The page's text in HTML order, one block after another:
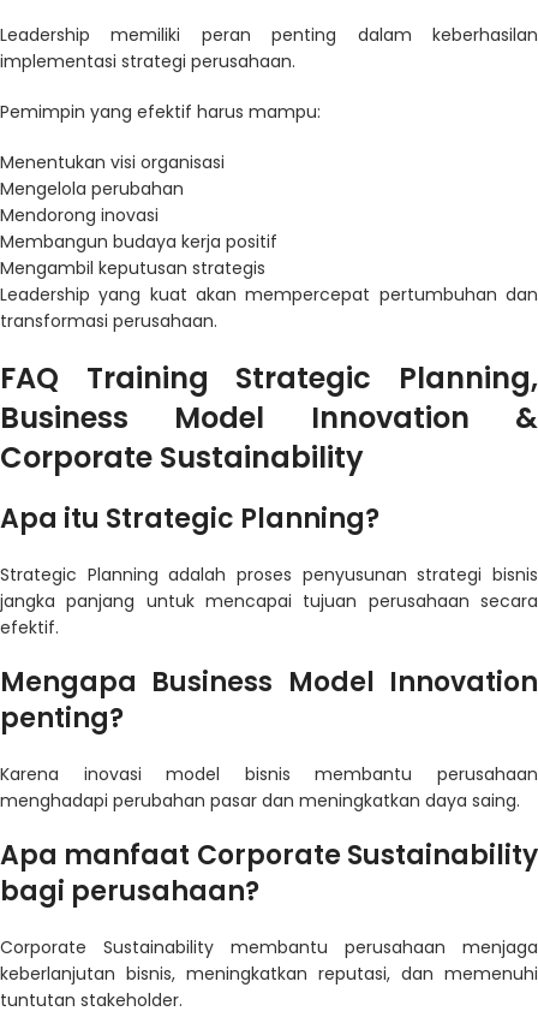
Leadership memiliki peran penting dalam keberhasilan
implementasi strategi perusahaan.
Pemimpin yang efektif harus mampu:
Menentukan visi organisasi
Mengelola perubahan
Mendorong inovasi
Membangun budaya kerja positif
Mengambil keputusan strategis
Leadership yang kuat akan mempercepat pertumbuhan dan
transformasi perusahaan.
FAQ Training Strategic Planning,
Business Model Innovation &
Corporate Sustainability
Apa itu Strategic Planning?
Strategic Planning adalah proses penyusunan strategi bisnis
jangka panjang untuk mencapai tujuan perusahaan secara
efektif.
Mengapa Business Model Innovation
penting?
Karena inovasi model bisnis membantu perusahaan
menghadapi perubahan pasar dan meningkatkan daya saing.
Apa manfaat Corporate Sustainability
bagi perusahaan?
Corporate Sustainability membantu perusahaan menjaga
keberlanjutan bisnis, meningkatkan reputasi, dan memenuhi
tuntutan stakeholder.